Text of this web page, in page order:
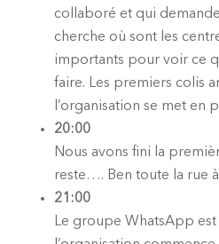
collaboré et qui
cherche où sont les
importants pour voir ce
faire. Les premiers colis
l’organisation se met en
20:00
Nous avons fini la
reste…. Ben toute la rue
21:00
Le groupe WhatsApp